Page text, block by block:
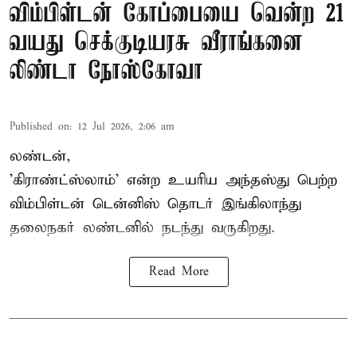
விம்பிள்டன் கோப்பையை வென்ற 21
வயது செக்குடியரசு வீராங்கனை
லிண்டா நோஸ்கோவா
Published on: 12 Jul 2026, 2:06 am
லண்டன்,
'கிராண்ட்ஸ்லாம்' என்ற உயரிய அந்தஸ்து பெற்ற
விம்பிள்டன் டென்னிஸ் தொடர் இங்கிலாந்து
தலைநகர் லண்டனில் நடந்து வருகிறது.
Read More